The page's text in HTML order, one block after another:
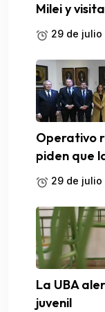
Milei y
29 de julio
Operativo
piden que
29 de julio
La UBA
juvenil